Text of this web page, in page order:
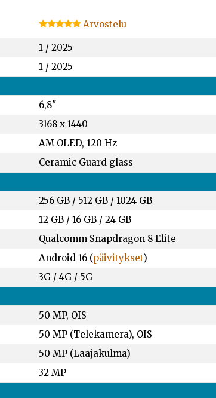
Arvostelu
1 / 2025
1 / 2025
6,8"
3168 x 1440
AM OLED, 120 Hz
Ceramic Guard glass
256 GB / 512 GB /1024 GB
12 GB /16 GB /24 GB
Qualcomm Snapdragon 8 Elite
Android 16 (päivitykset)
3G / 4G / 5G
50 MP, OIS
50 MP (Telekamera), OIS
50 MP (Laajakulma)
32 MP